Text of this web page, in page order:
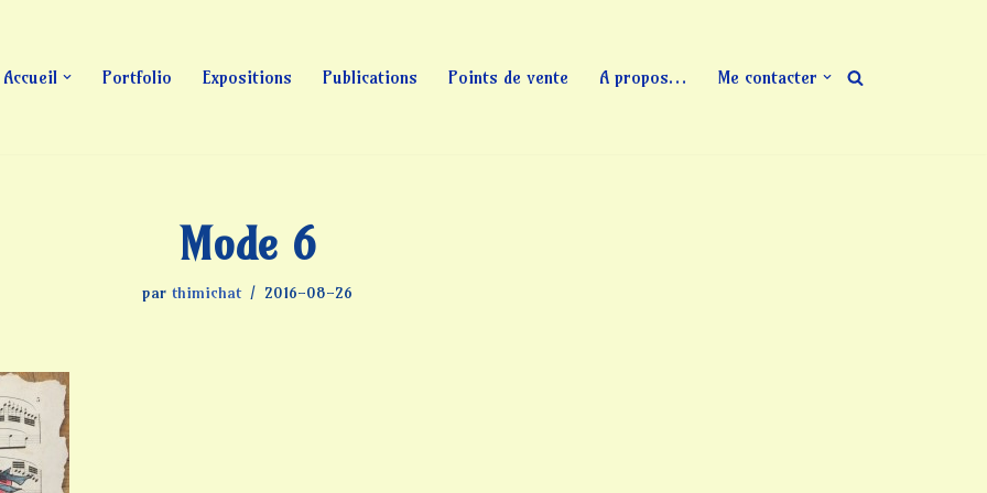
Accueil Portfolio Expositions Publications Points de vente A propos… Me contacter
Mode 6
par thimichat 2016-08-26